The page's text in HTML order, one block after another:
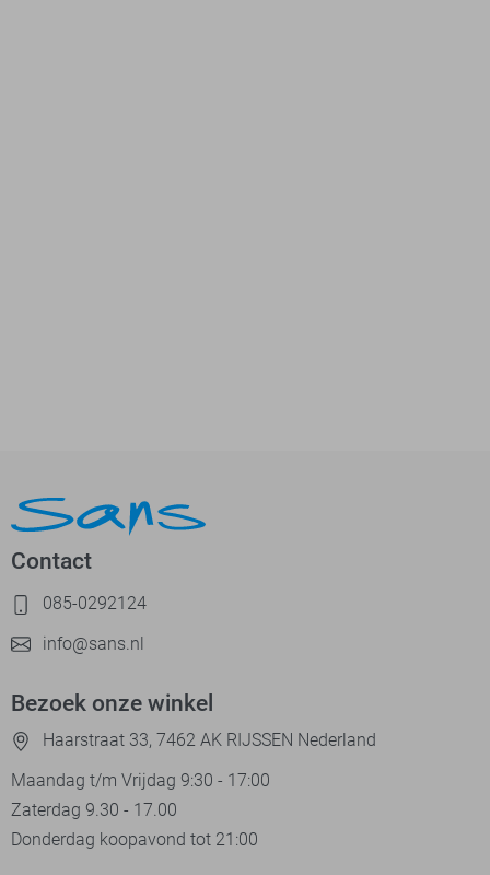
Contact
085-0292124
info@sans.nl
Bezoek onze winkel
Haarstraat 33, 7462 AK RIJSSEN Nederland
Maandag t/m Vrijdag 9:30 - 17:00
Zaterdag 9.30 - 17.00
Donderdag koopavond tot 21:00